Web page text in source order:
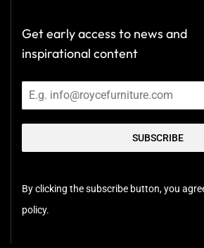
Get early access to news and
inspirational content
SUBSCRIBE
By clicking the subscribe button, you
policy.